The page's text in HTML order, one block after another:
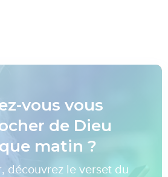
vous vous
de Dieu
matin ?
découvrez le verset du